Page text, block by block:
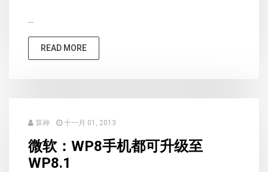
...
READ MORE
算神 十一月 01, 2013
微软：WP8手机都可升级至
WP8.1